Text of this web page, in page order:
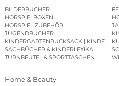
BILDERBÜCHER
HÖRSPIELBOXEN
HÖRSPIEL ZUBEHÖR
JUGENDBÜCHER
KINDERGARTENRUCKSACK |
SACHBÜCHER & KINDERLEXIKA
TURNBEUTEL & SPORTTASCHEN
Home & Beauty